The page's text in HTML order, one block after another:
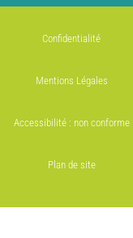
Confidentialité
Mentions Légales
Accessibilité : non conforme
Plan de site